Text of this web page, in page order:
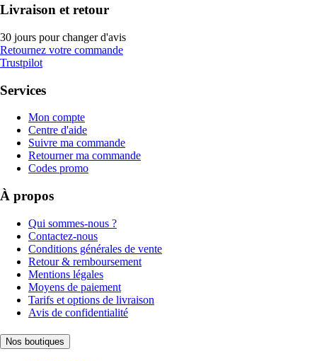
Livraison et retour
30 jours pour changer d'avis
Retournez votre commande
Trustpilot
Services
Mon compte
Centre d'aide
Suivre ma commande
Retourner ma commande
Codes promo
À propos
Qui sommes-nous ?
Contactez-nous
Conditions générales de vente
Retour & remboursement
Mentions légales
Moyens de paiement
Tarifs et options de livraison
Avis de confidentialité
Nos boutiques